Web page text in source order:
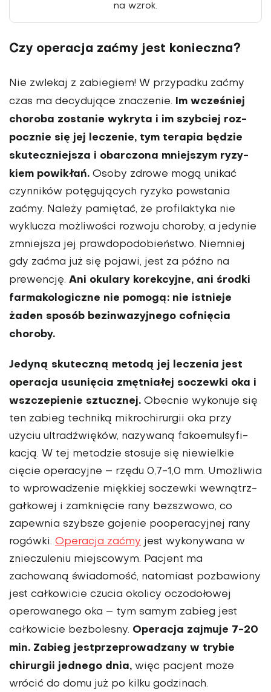
na wzrok.
Czy operacja zaćmy jest konieczna?
Nie zwlekaj z zabiegiem! W przypadku zaćmy
czas ma decydujące znaczenie.
Im wcześniej
choroba zosta­nie wykryta i im szybciej roz­
pocznie się jej leczenie, tym terapia będzie
skuteczniejsza i obarczona mniejszym ryzy­
kiem powikłań. Osoby zdro­we mogą unikać
czynników potęgujących ryzyko powsta­nia
zaćmy. Należy pamiętać, że profilaktyka nie
wyklucza możliwości rozwoju choroby, a jedynie
zmniejsza jej praw­dopodobieństwo. Niemniej
gdy zaćma już się pojawi, jest za późno na
prewencję. Ani okulary korekcyjne, ani środki
farmakologicz­ne nie pomogą: nie istnieje
żaden sposób bezinwazyj­nego cofnięcia
choroby.
Jedyną skuteczną metodą jej leczenia jest
operacja usu­nięcia zmętniałej soczewki oka i
wszczepienie sztucznej. Obecnie wykonuje się
ten za­bieg techniką mikrochirurgii oka przy
użyciu ultradźwię­ków, nazywaną fakoemulsyfi­
kacją. W tej metodzie stosuje się niewielkie
cięcie operacyj­ne – rzędu 0,7-1,0 mm. Umoż­liwia
to wprowadzenie miękkiej soczewki wewnątrz­
gałkowej i zamknięcie rany bezszwowo, co
zapewnia szybsze gojenie pooperacyjnej rany
rogówki. Operacja za­ćmy jest wykonywana w
znie­czuleniu miejscowym. Pacjent ma
zachowaną świadomość, natomiast pozbawiony
jest całkowicie czucia okolicy oczodołowej
operowanego oka – tym samym zabieg jest
całkowicie bezbolesny. Opera­cja zajmuje 7-20
min. Zabieg jestprzeprowadzany w trybie
chirurgii jednego dnia, więc pacjent może
wrócić do domu już po kilku godzinach.